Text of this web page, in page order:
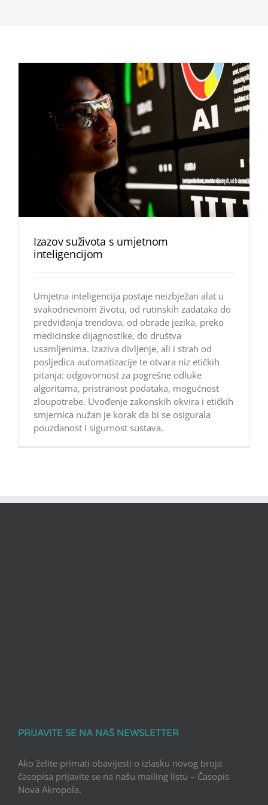
Izazov suživota s umjetnom
inteligencijom
Umjetna inteligencija postaje neizbježan alat u
svakodnevnom životu, od rutinskih zadataka do
predviđanja trendova, od obrade jezika, preko
medicinske dijagnostike, do društva
usamljenima. Izaziva divljenje, ali i strah od
posljedica automatizacije te otvara niz etičkih
pitanja: odgovornost za pogrešne odluke
algoritama, pristranost podataka, mogućnost
zloupotrebe. Uvođenje zakonskih okvira i etičkih
smjernica nužan je korak da bi se osigurala
pouzdanost i sigurnost sustava.
PRIJAVITE SE NA NAŠ NEWSLETTER
Ako želite primati obavijesti o izlasku novog broja
časopisa prijavite se na našu mailing listu – Časopis
Nova Akropola.